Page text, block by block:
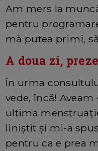
Am mers la
pentru
mă putea primi,
A doua zi,
În urma
vede, încă!
ultima
liniștit și mi-a
pentru ca e prea